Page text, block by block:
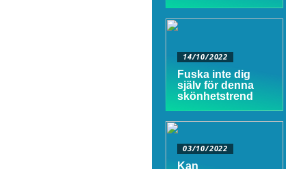
14/10/2022
Fuska inte dig
själv för denna
skönhetstrend
03/10/2022
Kan